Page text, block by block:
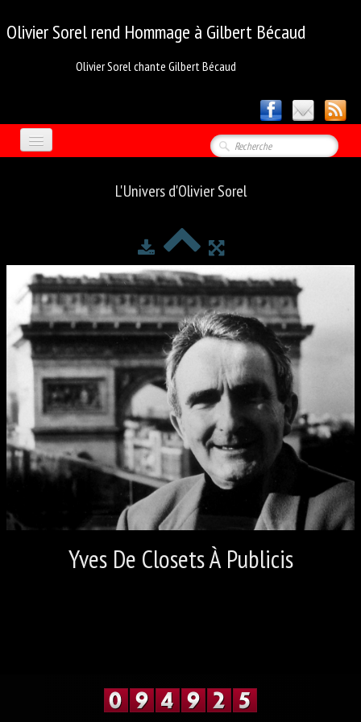
Olivier Sorel rend Hommage à Gilbert Bécaud
Olivier Sorel chante Gilbert Bécaud
OLIVIER SOREL
LES VIDÉOS 1
LES VIDÉOS 2
LES VIDÉOS 3
LES VIDÉOS 4
LES VIDÉOS 5
CONTACT
LIVRE D'OR OLIVIER SOREL
L'Univers d'Olivier Sorel
Yves De Closets À Publicis